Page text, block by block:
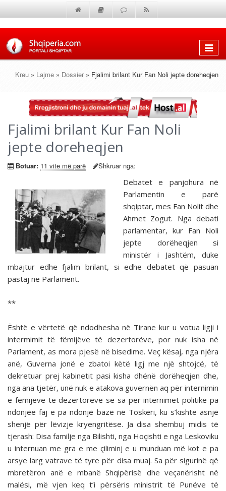
Shfaq
Kreu » Lajme » Dossier » Fjalimi brilant Kur Fan Noli jepte doreheqjen
Fjalimi brilant Kur Fan Noli
jepte doreheqjen
Botuar: 11 vite më parë Shkruar nga:
Debatet e panjohura në
Parlamentin e parë
shqiptar, mes Fan Nolit dhe
Ahmet Zogut. Nga debati
parlamentar, kur Fan Noli
jepte dorëheqjen si
ministër i Jashtëm, duke
mbajtur edhe fjalim brilant, si edhe debatet që pasuan
pastaj në Parlament.
**
Është e vërtetë që ndodhesha në Tirane kur u votua ligji i
intermimit të fëmijëve të dezertorëve, por nuk isha në
Parlament, as mora pjesë në bisedime. Veç kësaj, nga njëra
anë, Guverna jonë e zbatoi këtë ligj me një shtojcë, të
dekretuar prej kabinetit pasi kisha dhënë dorëheqjen dhe,
nga ana tjetër, unë nuk e atakova guvernën aq për interni­min
e fëmijëve të dezertorëve se sa për internimet politike pa
ndonjëe faj e pa ndonjë bazë në Toskëri, ku s’kishte asnjë
shenjë për lëvizje kryengritëse. Ja disa shembuj midis të
tjerash: Disa familje nga Bilishti, nga Hoçishti e nga Les­koviku
u internuan me gra e me çiliminj e u munduan më kot e pa
arsye larg vatrave të tyre për disa muaj. Sa për sigurinë që
mbretëron anë e mbanë Shqipërisë dhe veçanërisht në
malësi, më vjen keq t’i përsëris ministrit të Punëve të